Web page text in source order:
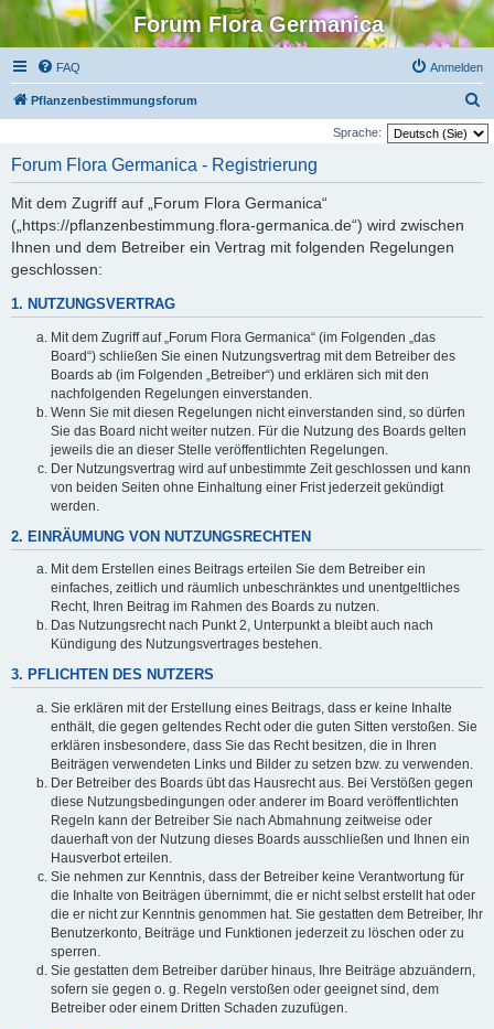
Forum Flora Germanica
FAQ Anmelden
Pflanzenbestimmungsforum
u
Sprache:
Forum Flora Germanica - Registrierung
Mit dem Zugriff auf „Forum Flora Germanica“
(„https://pflanzenbestimmung.flora-germanica.de“) wird zwischen
Ihnen und dem Betreiber ein Vertrag mit folgenden Regelungen
geschlossen:
1. NUTZUNGSVERTRAG
Mit dem Zugriff auf „Forum Flora Germanica“ (im Folgenden „das
Board“) schließen Sie einen Nutzungsvertrag mit dem Betreiber des
Boards ab (im Folgenden „Betreiber“) und erklären sich mit den
nachfolgenden Regelungen einverstanden.
Wenn Sie mit diesen Regelungen nicht einverstanden sind, so dürfen
Sie das Board nicht weiter nutzen. Für die Nutzung des Boards gelten
jeweils die an dieser Stelle veröffentlichten Regelungen.
Der Nutzungsvertrag wird auf unbestimmte Zeit geschlossen und kann
von beiden Seiten ohne Einhaltung einer Frist jederzeit gekündigt
werden.
2. EINRÄUMUNG VON NUTZUNGSRECHTEN
Mit dem Erstellen eines Beitrags erteilen Sie dem Betreiber ein
einfaches, zeitlich und räumlich unbeschränktes und unentgeltliches
Recht, Ihren Beitrag im Rahmen des Boards zu nutzen.
Das Nutzungsrecht nach Punkt 2, Unterpunkt a bleibt auch nach
Kündigung des Nutzungsvertrages bestehen.
3. PFLICHTEN DES NUTZERS
Sie erklären mit der Erstellung eines Beitrags, dass er keine Inhalte
enthält, die gegen geltendes Recht oder die guten Sitten verstoßen. Sie
erklären insbesondere, dass Sie das Recht besitzen, die in Ihren
Beiträgen verwendeten Links und Bilder zu setzen bzw. zu verwenden.
Der Betreiber des Boards übt das Hausrecht aus. Bei Verstößen gegen
diese Nutzungsbedingungen oder anderer im Board veröffentlichten
Regeln kann der Betreiber Sie nach Abmahnung zeitweise oder
dauerhaft von der Nutzung dieses Boards ausschließen und Ihnen ein
Hausverbot erteilen.
Sie nehmen zur Kenntnis, dass der Betreiber keine Verantwortung für
die Inhalte von Beiträgen übernimmt, die er nicht selbst erstellt hat oder
die er nicht zur Kenntnis genommen hat. Sie gestatten dem Betreiber, Ihr
Benutzerkonto, Beiträge und Funktionen jederzeit zu löschen oder zu
sperren.
Sie gestatten dem Betreiber darüber hinaus, Ihre Beiträge abzuändern,
sofern sie gegen o. g. Regeln verstoßen oder geeignet sind, dem
Betreiber oder einem Dritten Schaden zuzufügen.